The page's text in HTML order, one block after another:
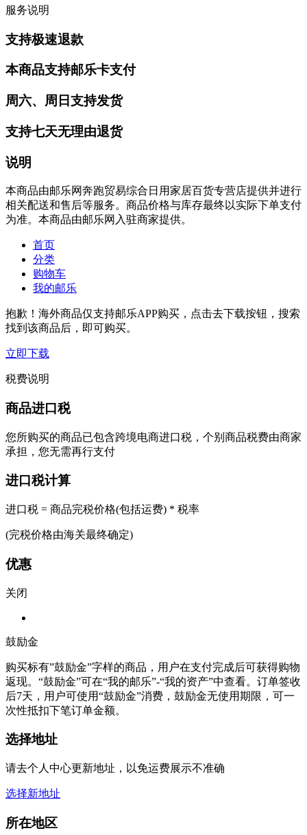
服务说明
支持极速退款
本商品支持邮乐卡支付
周六、周日支持发货
支持七天无理由退货
说明
本商品由邮乐网奔跑贸易综合日用家居百货专营店提供并进行
相关配送和售后等服务。商品价格与库存最终以实际下单支付
为准。本商品由邮乐网入驻商家提供。
首页
分类
购物车
我的邮乐
抱歉！海外商品仅支持邮乐APP购买，点击去下载按钮，搜索
找到该商品后，即可购买。
立即下载
税费说明
商品进口税
您所购买的商品已包含跨境电商进口税，个别商品税费由商家
承担，您无需再行支付
进口税计算
进口税 = 商品完税价格(包括运费) * 税率
(完税价格由海关最终确定)
优惠
关闭
鼓励金
购买标有”鼓励金”字样的商品，用户在支付完成后可获得购物
返现。“鼓励金”可在“我的邮乐”-“我的资产”中查看。订单签收
后7天，用户可使用“鼓励金”消费，鼓励金无使用期限，可一
次性抵扣下笔订单金额。
选择地址
请去个人中心更新地址，以免运费展示不准确
选择新地址
所在地区